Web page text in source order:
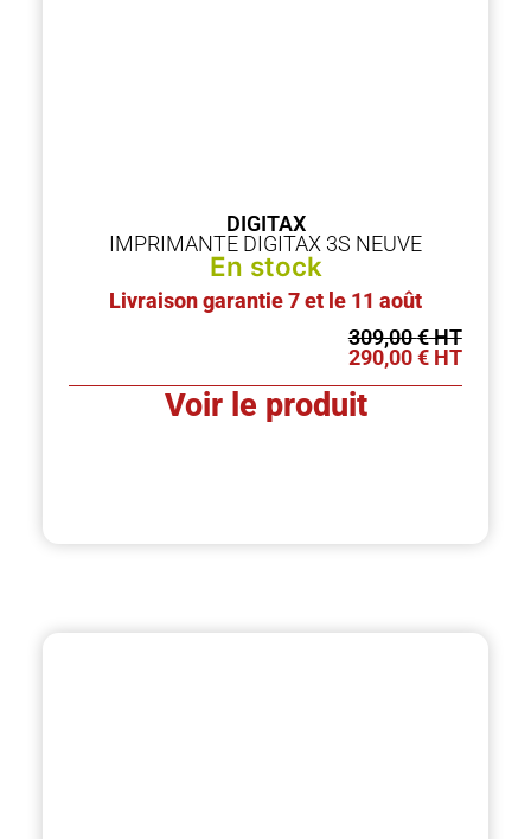
DIGITAX
IMPRIMANTE DIGITAX 3S NEUVE
En stock
Livraison garantie 7 et le 11 août
309,00€
290,00€
Voir le produit